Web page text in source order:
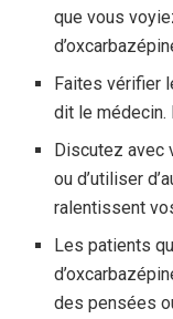
que vous
Faites vérifier
dit le médecin.
Discutez avec
ou d’utiliser
ralentissent
Les patients
des pensées